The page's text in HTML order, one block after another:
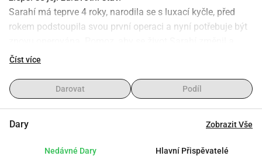
Sarahí má teprve 4 roky, narodila se s luxací kyčle, před
rokem podstoupila svou první operaci a nyní potřebuje být
mohla žít jako jakékoli jiné dítě jejího věku. Je to velmi
kterou jí poskytneš. Sarahí je dítě, které teprve začíná svou
cestu životem, je plná lásky a něhy. Každý tvůj příspěvek
operaci. Víme, že máš dobré srdce, pomoz nám v této
Číst více
Darovat Podíl
Dary Zobrazit Vše
Nedávné Dary Hlavní Přispěvatelé